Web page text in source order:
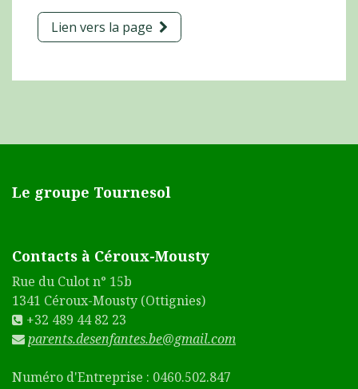
Lien vers la page
Le groupe Tournesol
Contacts à Céroux-Mousty
Rue du Culot n° 15b
1341 Céroux-Mousty (Ottignies)
+32 489 44 82 23
parents.desenfantes.be@gmail.com
Numéro d'Entreprise : 0460.502.847